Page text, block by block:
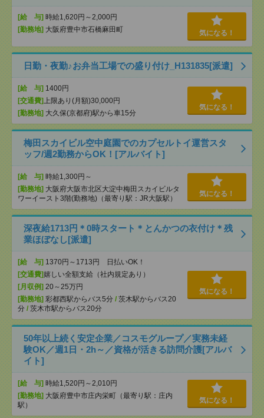
[給 与] 時給1,620円～2,000円
[勤務地] 大阪府豊中市石橋麻田町 気になる！
日勤・夜勤♪お弁当工場での盛り付け_H131835[派遣]
[給 与] 1400円
[交通費] 上限あり(月額)30,000円
[勤務地] 大久保(京都府)駅から車15分
気になる！
梅田スカイビル空中庭園でのカプセルトイ運営スタ
ッフ/週2勤務からOK！[アルバイト]
[給 与] 時給1,300円～
[勤務地] 大阪府大阪市北区大淀中梅田スカイビルタ
ワーイースト3階(勤務地)（最寄り駅：JR大阪駅）
気になる！
深夜給1713円＊0時スタート＊とんかつの衣付け＊残
業ほぼなし[派遣]
[給 与] 1370円～1713円 日払いOK！
[交通費]嬉しい全額支給（社内規定あり）
[月収例] 20～25万円
[勤務地] 彩都西駅からバス5分 / 茨木駅からバス20
分 / 茨木市駅からバス20分
気になる！
50年以上続く安定企業／コスモグループ／実務未経
験OK／週1日・2h～／資格が活きる訪問介護[アルバ
イト]
[給 与] 時給1,520円～2,010円
[勤務地] 大阪府豊中市庄内栄町（最寄り駅：庄内
駅）
気になる！